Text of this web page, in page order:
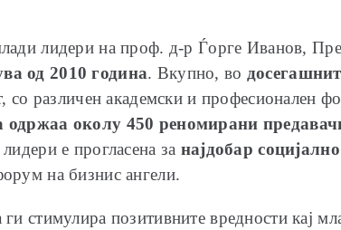
лидери на проф. д-р Ѓорге Иванов,
од 2010 година. Вкупно, во
со различен академски и професионален
одржаа околу 450 реномирани
е прогласена за најдобар
на бизнис ангели.
ги стимулира позитивните вредности кај